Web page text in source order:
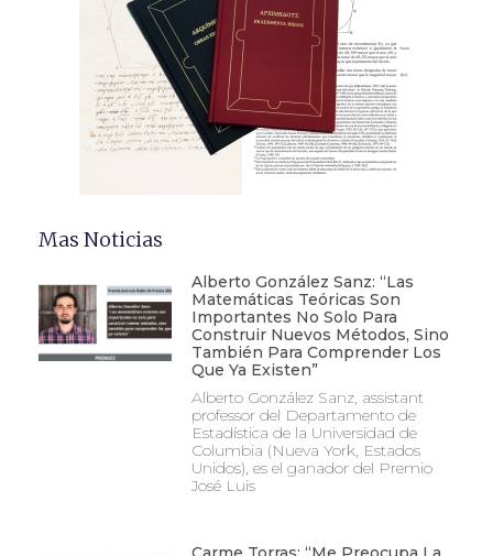
Mas Noticias
Alberto González Sanz: “Las
Matemáticas Teóricas Son
Importantes No Solo Para
Construir Nuevos Métodos, Sino
También Para Comprender Los
Que Ya Existen”
Alberto González Sanz, assistant
professor del Departamento de
Estadística de la Universidad de
Columbia (Nueva York, Estados
Unidos), es el ganador del Premio
José Luis